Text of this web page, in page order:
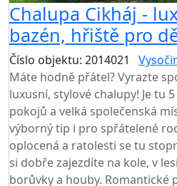
Chalupa Cikháj -
bazén, hřiště pro
Číslo objektu: 2014021
Máte hodně přátel? Vyrazte
luxusní, stylové chalupy! Je tu
pokojů a velká společenská
výborný tip i pro spřátelené
oplocená a ratolesti se tu
si dobře zajezdíte na kole, v
borůvky a houby. Romantické